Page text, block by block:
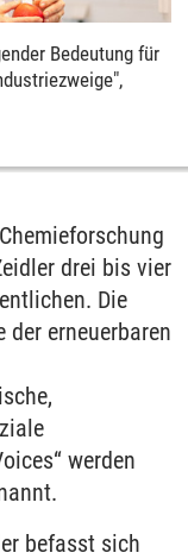
Bedeutung für
drei bis vier
Die
erneuerbaren
werden
befasst sich